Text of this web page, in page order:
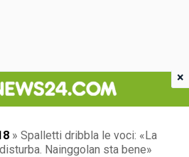
» Spalletti dribbla le voci: «La
Nainggolan sta bene»
×